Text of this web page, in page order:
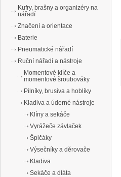
Kufry, brašny a organizéry na
nářadí
Značení a orientace
Baterie
Pneumatické nářadí
Ruční nářadí a nástroje
Momentové klíče a
momentové šroubováky
Pilníky, brusiva a hoblíky
Kladiva a úderné nástroje
Klíny a sekáče
Vyrážeče závlaček
Špičáky
Výsečníky a děrovače
Kladiva
Sekáče a dláta